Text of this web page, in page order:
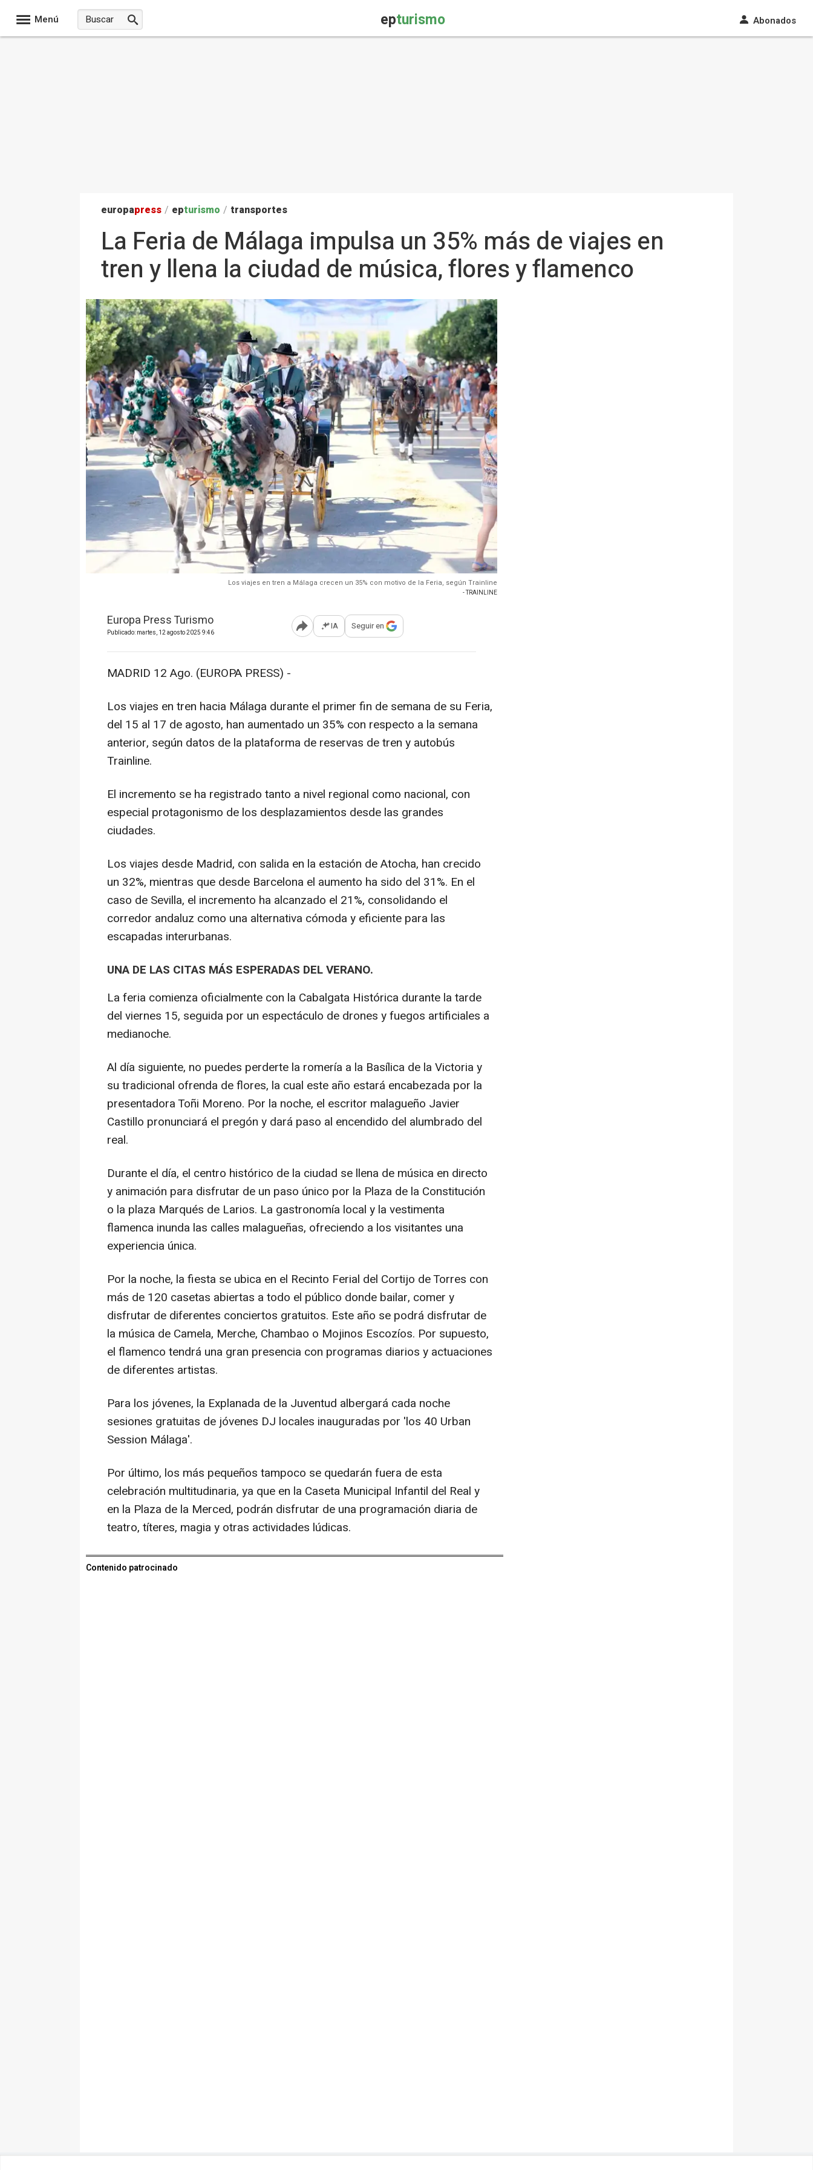
Menú epturismo Abonados
europapress / epturismo / transportes
La Feria de Málaga impulsa un 35% más de viajes en
tren y llena la ciudad de música, flores y flamenco
Los viajes en tren a Málaga crecen un 35% con motivo de la Feria, según Trainline
- TRAINLINE
Europa Press Turismo
Publicado: martes, 12 agosto 2025 9:46 Abrir opciones para compartir
IA Seguir en
MADRID 12 Ago. (EUROPA PRESS) -
Los viajes en tren hacia Málaga durante el primer fin de semana de su Feria,
del 15 al 17 de agosto, han aumentado un 35% con respecto a la semana
anterior, según datos de la plataforma de reservas de tren y autobús
Trainline.
El incremento se ha registrado tanto a nivel regional como nacional, con
especial protagonismo de los desplazamientos desde las grandes
ciudades.
Los viajes desde Madrid, con salida en la estación de Atocha, han crecido
un 32%, mientras que desde Barcelona el aumento ha sido del 31%. En el
caso de Sevilla, el incremento ha alcanzado el 21%, consolidando el
corredor andaluz como una alternativa cómoda y eficiente para las
escapadas interurbanas.
UNA DE LAS CITAS MÁS ESPERADAS DEL VERANO.
La feria comienza oficialmente con la Cabalgata Histórica durante la tarde
del viernes 15, seguida por un espectáculo de drones y fuegos artificiales a
medianoche.
Al día siguiente, no puedes perderte la romería a la Basílica de la Victoria y
su tradicional ofrenda de flores, la cual este año estará encabezada por la
presentadora Toñi Moreno. Por la noche, el escritor malagueño Javier
Castillo pronunciará el pregón y dará paso al encendido del alumbrado del
real.
Durante el día, el centro histórico de la ciudad se llena de música en directo
y animación para disfrutar de un paso único por la Plaza de la Constitución
o la plaza Marqués de Larios. La gastronomía local y la vestimenta
flamenca inunda las calles malagueñas, ofreciendo a los visitantes una
experiencia única.
Por la noche, la fiesta se ubica en el Recinto Ferial del Cortijo de Torres con
más de 120 casetas abiertas a todo el público donde bailar, comer y
disfrutar de diferentes conciertos gratuitos. Este año se podrá disfrutar de
la música de Camela, Merche, Chambao o Mojinos Escozíos. Por supuesto,
el flamenco tendrá una gran presencia con programas diarios y actuaciones
de diferentes artistas.
Para los jóvenes, la Explanada de la Juventud albergará cada noche
sesiones gratuitas de jóvenes DJ locales inauguradas por 'los 40 Urban
Session Málaga'.
Por último, los más pequeños tampoco se quedarán fuera de esta
celebración multitudinaria, ya que en la Caseta Municipal Infantil del Real y
en la Plaza de la Merced, podrán disfrutar de una programación diaria de
teatro, títeres, magia y otras actividades lúdicas.
Contenido patrocinado